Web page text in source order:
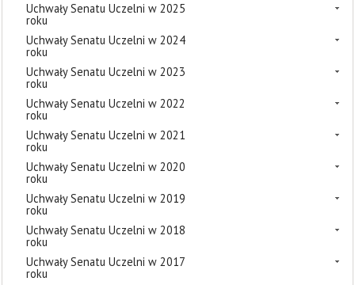
Uchwały Senatu Uczelni w 2025
roku
Uchwały Senatu Uczelni w 2024
roku
Uchwały Senatu Uczelni w 2023
roku
Uchwały Senatu Uczelni w 2022
roku
Uchwały Senatu Uczelni w 2021
roku
Uchwały Senatu Uczelni w 2020
roku
Uchwały Senatu Uczelni w 2019
roku
Uchwały Senatu Uczelni w 2018
roku
Uchwały Senatu Uczelni w 2017
roku